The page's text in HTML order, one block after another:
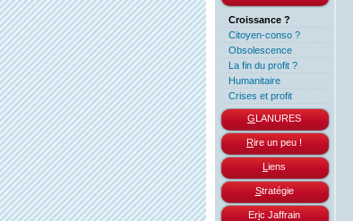
Croissance ?
Citoyen-conso ?
Obsolescence
La fin du profit ?
Humanitaire
Crises et profit
GLANURES
Rire un peu !
L iens
Stratégie
Eric Jaffrain